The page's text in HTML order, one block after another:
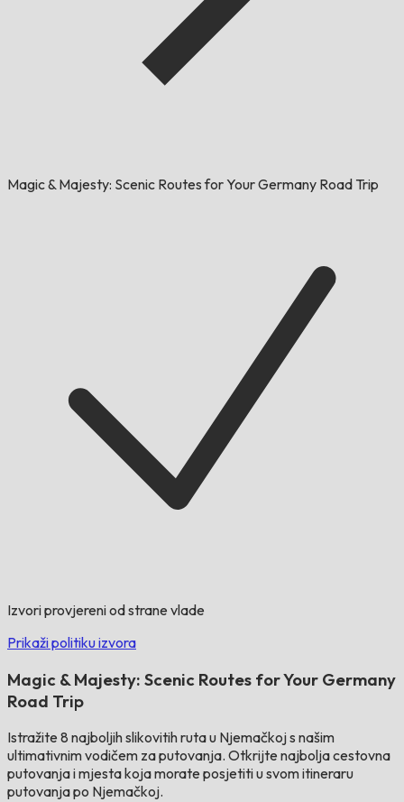
Magic & Majesty: Scenic Routes for Your Germany Road Trip
Izvori provjereni od strane vlade
Prikaži politiku izvora
Magic & Majesty: Scenic Routes for Your Germany
Road Trip
Istražite 8 najboljih slikovitih ruta u Njemačkoj s našim
ultimativnim vodičem za putovanja. Otkrijte najbolja cestovna
putovanja i mjesta koja morate posjetiti u svom itineraru
putovanja po Njemačkoj.